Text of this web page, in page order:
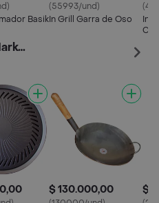
Basik
(55993/und)
In Grill Garra de Oso
In
Global Gourmet Market
$ 130.000,00 $